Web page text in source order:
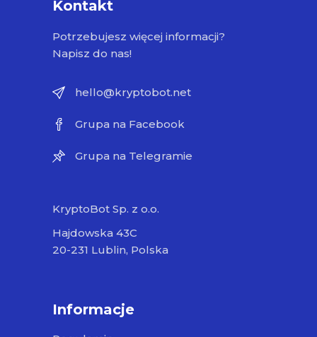
Kontakt
Potrzebujesz więcej informacji?
Napisz do nas!
hello@kryptobot.net
Grupa na Facebook
Grupa na Telegramie
KryptoBot Sp. z o.o.
Hajdowska 43C
20-231 Lublin, Polska
Informacje